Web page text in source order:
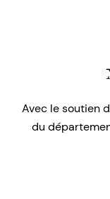
Avec le soutien
du